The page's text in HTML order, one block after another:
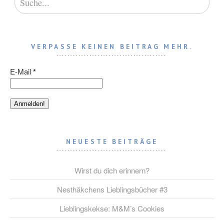
VERPASSE KEINEN BEITRAG MEHR.
E-Mail*
NEUESTE BEITRÄGE
Wirst du dich erinnern?
Nesthäkchens Lieblingsbücher #3
Lieblingskekse: M&M’s Cookies